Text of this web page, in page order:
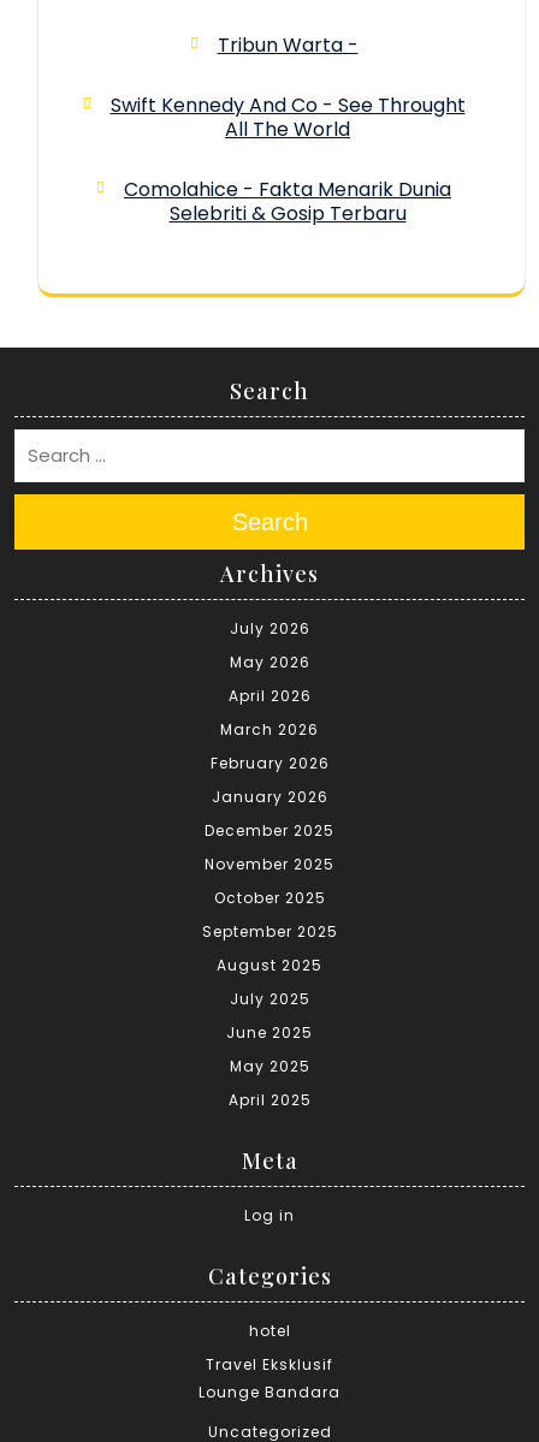
Tribun Warta -
Swift Kennedy And Co - See Throught
All The World
Comolahice - Fakta Menarik Dunia
Selebriti & Gosip Terbaru
Search
Search
Archives
July 2026
May 2026
April 2026
March 2026
February 2026
January 2026
December 2025
November 2025
October 2025
September 2025
August 2025
July 2025
June 2025
May 2025
April 2025
Meta
Log in
Categories
hotel
Travel Eksklusif
Lounge Bandara
Uncategorized